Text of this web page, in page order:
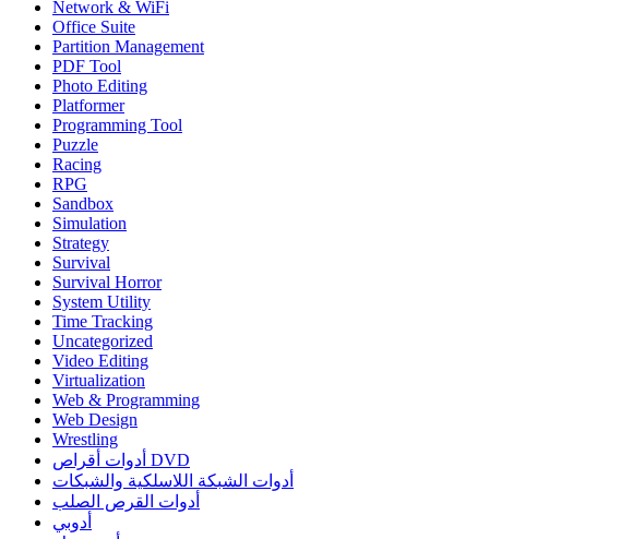
Network & WiFi
Office Suite
Partition Management
PDF Tool
Photo Editing
Platformer
Programming Tool
Puzzle
Racing
RPG
Sandbox
Simulation
Strategy
Survival
Survival Horror
System Utility
Time Tracking
Uncategorized
Video Editing
Virtualization
Web & Programming
Web Design
Wrestling
أدوات أقراص DVD
أدوات الشبكة اللاسلكية والشبكات
أدوات القرص الصلب
أدوبي